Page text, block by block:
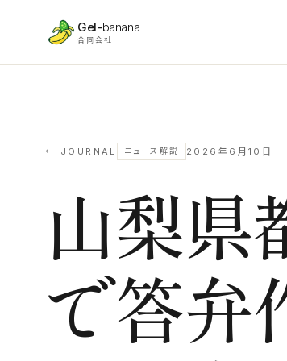
Gel-banana
合同会社
← JOURNAL ニュース解説 2026年6月10日
山梨
で答弁